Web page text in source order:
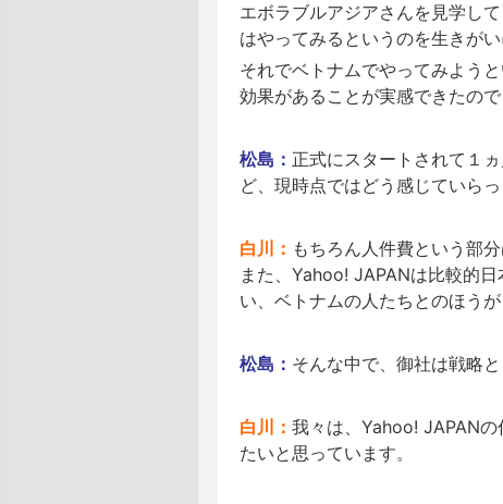
エボラブルアジアさんを見学し
はやってみるというのを生きがい
それでベトナムでやってみよう
効果があることが実感できたの
松島： 正式にスタートされて１
ど、現時点ではどう感じていら
白川： もちろん人件費という部
また、Yahoo! JAPANは比較的
い、ベトナムの人たちとのほう
松島： そんな中で、御社は戦略
白川： 我々は、Yahoo! JAPAN
たいと思っています。